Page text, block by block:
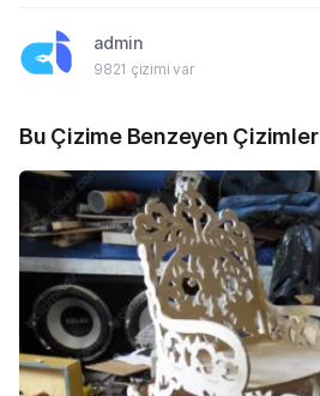
admin
9821 çizimi var
Bu Çizime Benzeyen Çizimler